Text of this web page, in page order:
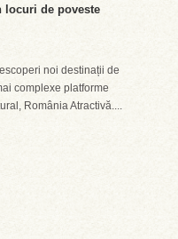
locuri de poveste
noi destinații de
complexe platforme
România Atractivă....